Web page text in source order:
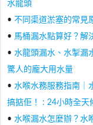
水龍頭
• 不同渠道淤塞的常見
• 馬桶漏水點算好？解
• 水龍頭漏水、水掣漏
驚人的龐大用水量
• 水喉水務服務指南｜
搞掂佢！ : 24小時全天
• 水喉漏水怎麼辦？水